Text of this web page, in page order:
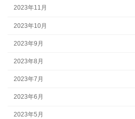
2023年11月
2023年10月
2023年9月
2023年8月
2023年7月
2023年6月
2023年5月